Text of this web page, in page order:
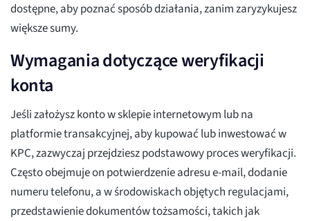
dostępne, aby poznać sposób działania, zanim zaryzykujesz
większe sumy.
Wymagania dotyczące weryfikacji
konta
Jeśli założysz konto w sklepie internetowym lub na
platformie transakcyjnej, aby kupować lub inwestować w
KPC, zazwyczaj przejdziesz podstawowy proces weryfikacji.
Często obejmuje on potwierdzenie adresu e-mail, dodanie
numeru telefonu, a w środowiskach objętych regulacjami,
przedstawienie dokumentów tożsamości, takich jak